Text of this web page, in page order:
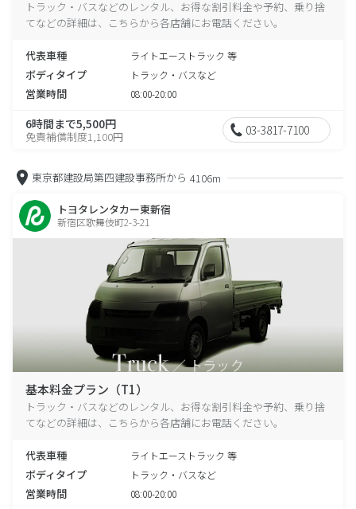
トラック・バスなどのレンタル、お得な割引料金や予約、乗り捨
てなどの詳細は、こちらから各店舗にお電話ください。
代表車種 ライトエーストラック 等
ボディタイプ トラック・バスなど
営業時間 08:00-20:00
6時間まで5,500円
免責補償制度1,100円 03-3817-7100
東京都建設局第四建設事務所から 4106m
トヨタレンタカー東新宿
新宿区歌舞伎町2-3-21
基本料金プラン（T1）
トラック・バスなどのレンタル、お得な割引料金や予約、乗り捨
てなどの詳細は、こちらから各店舗にお電話ください。
代表車種 ライトエーストラック 等
ボディタイプ トラック・バスなど
営業時間 08:00-20:00